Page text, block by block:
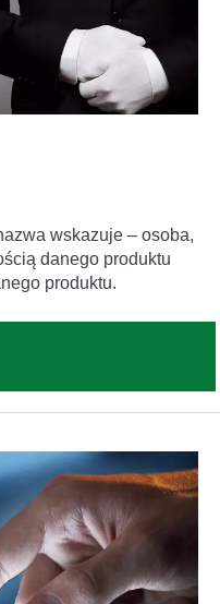
wskazuje – osoba,
danego produktu
produktu.